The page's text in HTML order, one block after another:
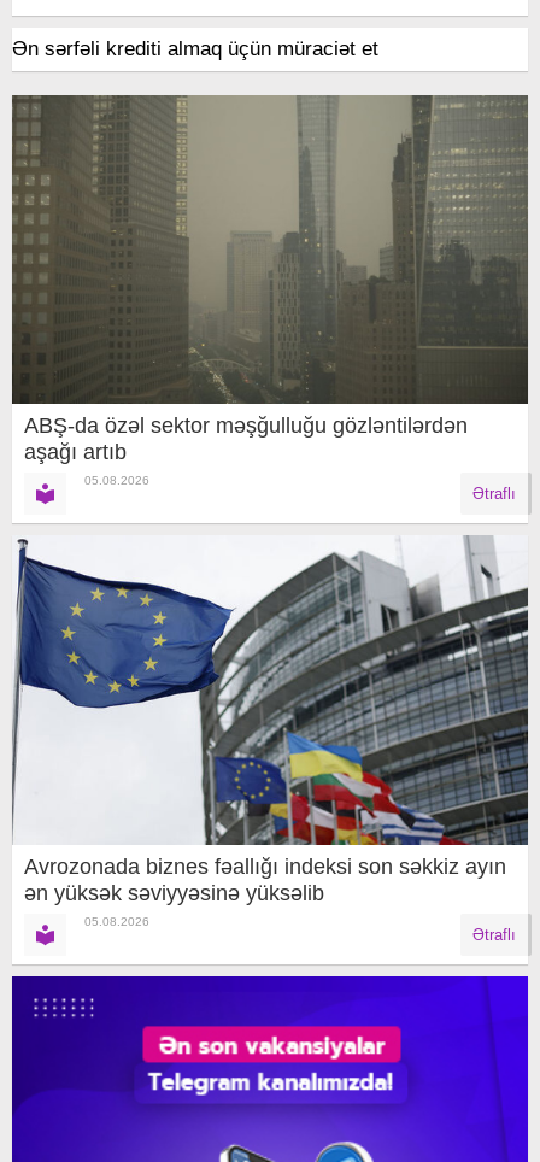
Ən sərfəli krediti almaq üçün müraciət et
ABŞ-da özəl sektor məşğulluğu gözləntilərdən
aşağı artıb
05.08.2026
Ətraflı
Avrozonada biznes fəallığı indeksi son səkkiz ayın
ən yüksək səviyyəsinə yüksəlib
05.08.2026
Ətraflı